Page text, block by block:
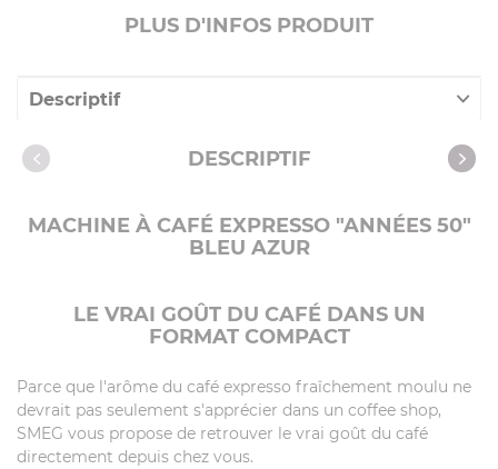
PLUS D'INFOS PRODUIT
Descriptif
Caractéristiques DESCRIPTIF
MACHINE À CAFÉ EXPRESSO "ANNÉES 50"
BLEU AZUR
LE VRAI GOÛT DU CAFÉ DANS UN
FORMAT COMPACT
Parce que l'arôme du café expresso fraîchement moulu ne
devrait pas seulement s'apprécier dans un coffee shop,
SMEG vous propose de retrouver le vrai goût du café
directement depuis chez vous.